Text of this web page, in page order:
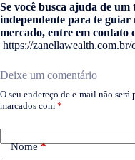
Se você busca ajuda de
independente para te guiar
mercado, entre em contato
https://zanellawealth.com.br/
Deixe um comentário
O seu endereço de e-mail não
marcados com *
Nome*